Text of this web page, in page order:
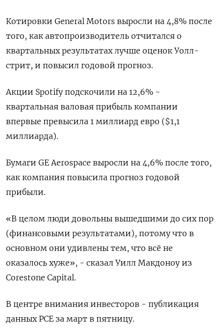
Котировки General Motors выросли на 4,8% после
того, как автопроизводитель отчитался о
квартальных результатах лучше оценок Уолл-
стрит, и повысил годовой прогноз.
Акции Spotify подскочили на 12,6% -
квартальная валовая прибыль компании
впервые превысила 1 миллиард евро ($1,1
миллиарда).
Бумаги GE Aerospace выросли на 4,6% после того,
как компания повысила прогноз годовой
прибыли.
«В целом люди довольны вышедшими до сих пор
(финансовыми результатами), потому что в
основном они удивлены тем, что всё не
оказалось хуже», - сказал Уилл Макдоноу из
Corestone Capital.
В центре внимания инвесторов - публикация
данных PCE за март в пятницу.